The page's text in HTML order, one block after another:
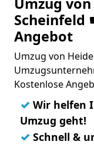
Scheinfeld
Angebot
Umzug von
Kostenlose
✓ Wir helfen
Umzug geht!
✓ Schnell &